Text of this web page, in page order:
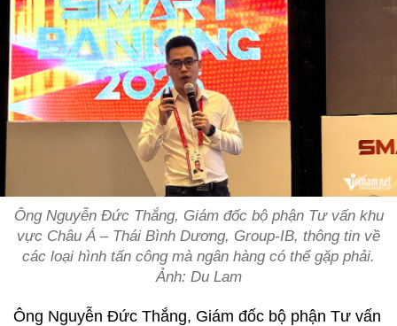
Ông Nguyễn Đức Thắng, Giám đốc bộ phận Tư vấn khu
vực Châu Á – Thái Bình Dương, Group-IB, thông tin về
các loại hình tấn công mà ngân hàng có thể gặp phải.
Ảnh: Du Lam
Ông Nguyễn Đức Thắng, Giám đốc bộ phận Tư vấn